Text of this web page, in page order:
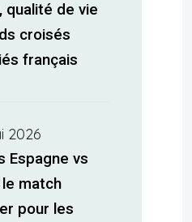
qualité de vie
croisés
français
2026
Espagne vs
le match
pour les